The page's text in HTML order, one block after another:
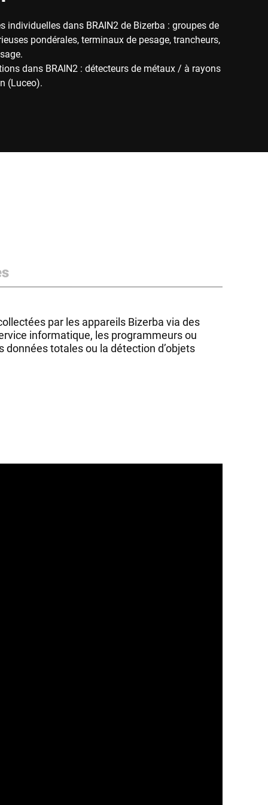
individuelles dans BRAIN2 de Bizerba : groupes de
pondérales, terminaux de pesage, trancheurs,
dans BRAIN2 : détecteurs de métaux / à rayons
(Luceo).
par les appareils Bizerba via des
informatique, les programmeurs ou
totales ou la détection d’objets